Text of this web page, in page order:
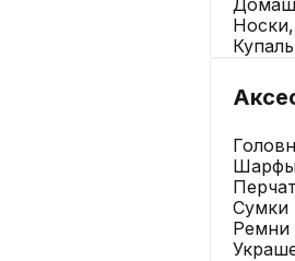
Шарфы
Сумки
Ремни